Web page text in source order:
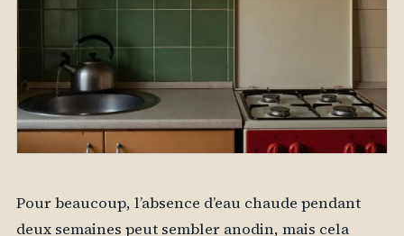
Pour beaucoup, l’absence d’eau chaude pendant
deux semaines peut sembler anodin, mais cela